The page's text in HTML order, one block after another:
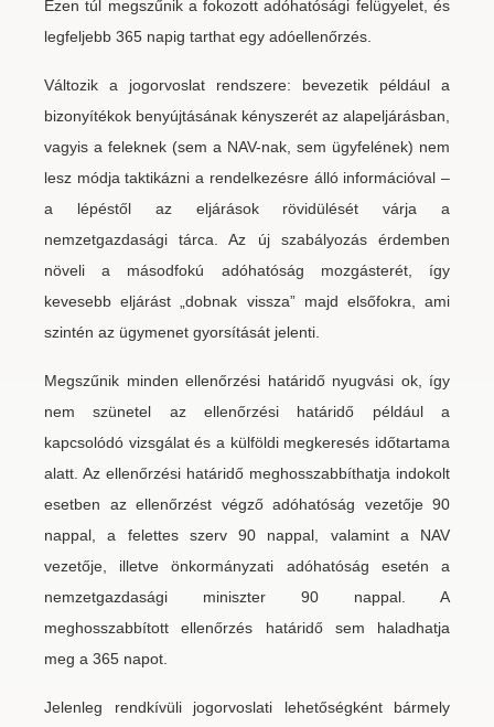
Ezen túl megszűnik a fokozott adóhatósági felügyelet, és
legfeljebb 365 napig tarthat egy adóellenőrzés.
Változik a jogorvoslat rendszere: bevezetik például a
bizonyítékok benyújtásának kényszerét az alapeljárásban,
vagyis a feleknek (sem a NAV-nak, sem ügyfelének) nem
lesz módja taktikázni a rendelkezésre álló információval –
a lépéstől az eljárások rövidülését várja a
nemzetgazdasági tárca. Az új szabályozás érdemben
növeli a másodfokú adóhatóság mozgásterét, így
kevesebb eljárást „dobnak vissza” majd elsőfokra, ami
szintén az ügymenet gyorsítását jelenti.
Megszűnik minden ellenőrzési határidő nyugvási ok, így
nem szünetel az ellenőrzési határidő például a
kapcsolódó vizsgálat és a külföldi megkeresés időtartama
alatt. Az ellenőrzési határidő meghosszabbíthatja indokolt
esetben az ellenőrzést végző adóhatóság vezetője 90
nappal, a felettes szerv 90 nappal, valamint a NAV
vezetője, illetve önkormányzati adóhatóság esetén a
nemzetgazdasági miniszter 90 nappal. A
meghosszabbított ellenőrzés határidő sem haladhatja
meg a 365 napot.
Jelenleg rendkívüli jogorvoslati lehetőségként bármely